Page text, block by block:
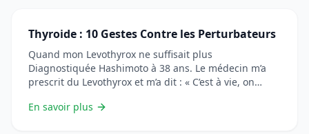
Thyroide : 10 Gestes Contre les Perturbateurs
Quand mon Levothyrox ne suffisait plus
Diagnostiquée Hashimoto à 38 ans. Le médecin m’a
prescrit du Levothyrox et m’a dit : « C’est à vie, on
n’ont cessé d’augmenter. De 25 à 50, puis 75, puis 100
En savoir plus